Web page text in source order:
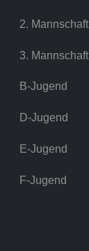
2. Mannschaft
3. Mannschaft
B-Jugend
D-Jugend
E-Jugend
F-Jugend